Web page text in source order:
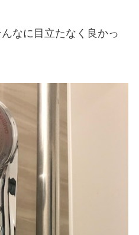
なに目立たなく良かっ